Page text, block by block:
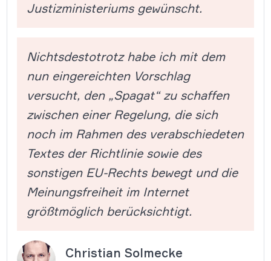
Justizministeriums gewünscht.
Nichtsdestotrotz habe ich mit dem
nun eingereichten Vorschlag
versucht, den „Spagat“ zu schaffen
zwischen einer Regelung, die sich
noch im Rahmen des verabschiedeten
Textes der Richtlinie sowie des
sonstigen EU-Rechts bewegt und die
Meinungsfreiheit im Internet
größtmöglich berücksichtigt.
Christian Solmecke